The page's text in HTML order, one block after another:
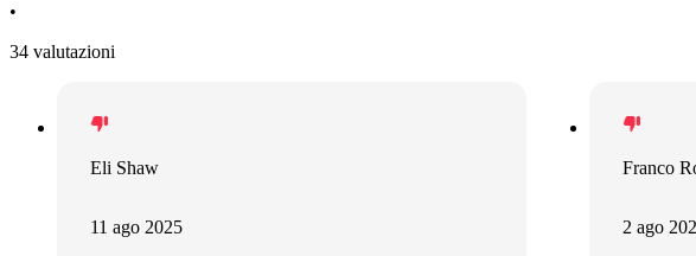
•
34 valutazioni
Eli Shaw
11 ago 2025
Franco
2 ago